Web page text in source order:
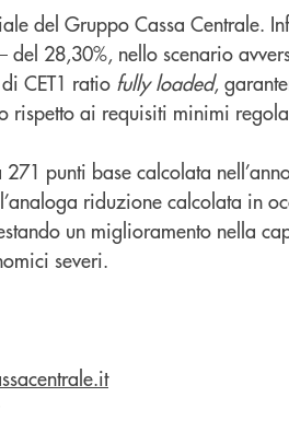
del Gruppo Cassa Centrale.
28,30%, nello scenario
CET1 ratio fully loaded,
rispetto ai requisiti minimi
punti base calcolata
riduzione calcolata in
un miglioramento nella
severi.